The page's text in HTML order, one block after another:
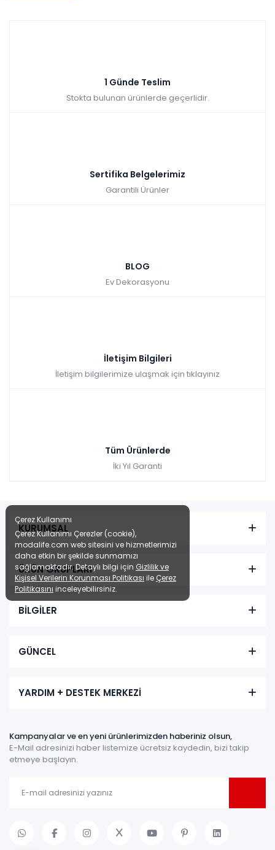
1 Günde Teslim
Stokta bulunan ürünlerde geçerlidir.
Sertifika Belgelerimiz
Garantili Ürünler
BLOG
Ev Dekorasyonu
İletişim Bilgileri
İletişim bilgilerimize ulaşmak için tıklayınız
Tüm Ürünlerde
İki Yıl Garanti
KURUMSAL
ÜRÜN GRUPLARI
BİLGİLER
GÜNCEL
YARDIM + DESTEK MERKEZİ
Kampanyalar ve en yeni ürünlerimizden haberiniz olsun,
E-Mail adresinizi haber listemize ücretsiz kaydedin, bizi takip
etmeye başlayın.
Çerez Kullanımı
Çerez Kullanımı Çerezler (cookie),
modalife.com web sitesini ve hizmetlerimizi
daha etkin bir şekilde sunmamızı
sağlamaktadır. Detaylı bilgi için Gizlilik ve
Kişisel Verilerin Korunması Politikası ile Çerez
Politikasını inceleyebilirsiniz.